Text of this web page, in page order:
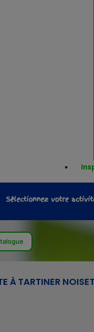
Sélectionnez votre
À TARTINER